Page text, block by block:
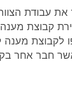
עבודת
קבוצת
מענה
חבר אחר